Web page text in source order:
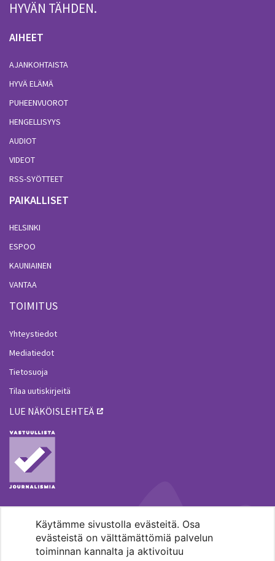
Käytämme sivustolla evästeitä. Osa
evästeistä on välttämättömiä palvelun
toiminnan kannalta ja aktivoituu
HYVÄN TÄHDEN.
AIHEET
AJANKOHTAISTA
HYVÄ ELÄMÄ
PUHEENVUOROT
HENGELLISYYS
AUDIOT
VIDEOT
RSS-SYÖTTEET
PAIKALLISET
HELSINKI
ESPOO
KAUNIAINEN
VANTAA
TOIMITUS
Yhteystiedot
Mediatiedot
Tietosuoja
Tilaa uutiskirjeitä
LUE NÄKÖISLEHTEÄ
MENOHAKU